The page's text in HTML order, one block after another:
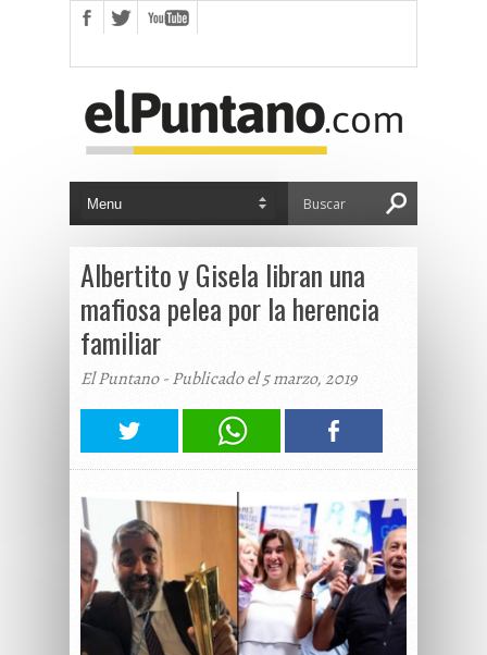
Albertito y Gisela libran una
mafiosa pelea por la herencia
familiar
El Puntano - Publicado el 5 marzo, 2019